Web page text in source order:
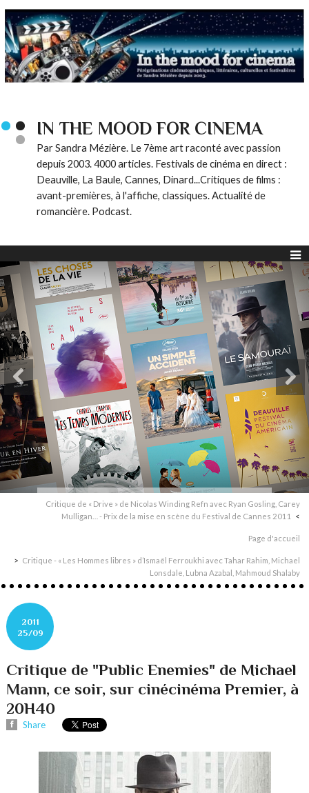
IN THE MOOD FOR CINEMA
Par Sandra Mézière. Le 7ème art raconté avec passion
depuis 2003. 4000 articles. Festivals de cinéma en direct :
Deauville, La Baule, Cannes, Dinard...Critiques de films :
avant-premières, à l'affiche, classiques. Actualité de
romancière. Podcast.
Critique de « Drive » de Nicolas Winding Refn avec Ryan Gosling, Carey
Mulligan… - Prix de la mise en scène du Festival de Cannes 2011
Page d'accueil
Critique - « Les Hommes libres » d’Ismaël Ferroukhi avec Tahar Rahim, Michael
Lonsdale, Lubna Azabal, Mahmoud Shalaby
2011
25/09
Critique de "Public Enemies" de Michael
Mann, ce soir, sur cinécinéma Premier, à
20H40
Share